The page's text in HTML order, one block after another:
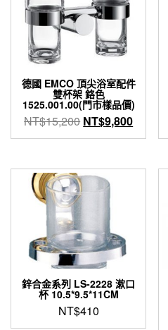
德國 EMCO 頂尖浴室配件
雙杯架 鉻色
1525.001.00(門市樣品價)
NT$15,200 原
始
格：
NT$15,200。
NT$9,800目
前
格：
鋅合金系列 LS-2228 漱口
杯 10.5*9.5*11CM
NT$410